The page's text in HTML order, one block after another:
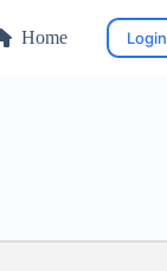
Home Login